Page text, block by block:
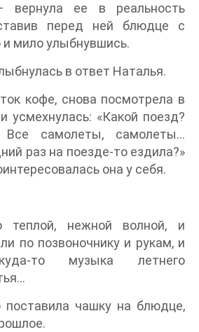
ее в реальность
перед ней блюдце с
и мило улыбнувшись.
в ответ Наталья.
кофе, снова посмотрела в
усмехнулась: «Какой поезд?
самолеты, самолеты…
раз на поезде-то ездила?»
она у себя.
теплой, нежной волной, и
по позвоночнику и рукам, и
то музыка летнего
чашку на блюдце,